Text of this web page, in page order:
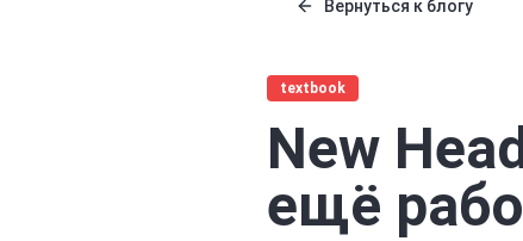
Вернуться к блогу
textbook
New
ещё